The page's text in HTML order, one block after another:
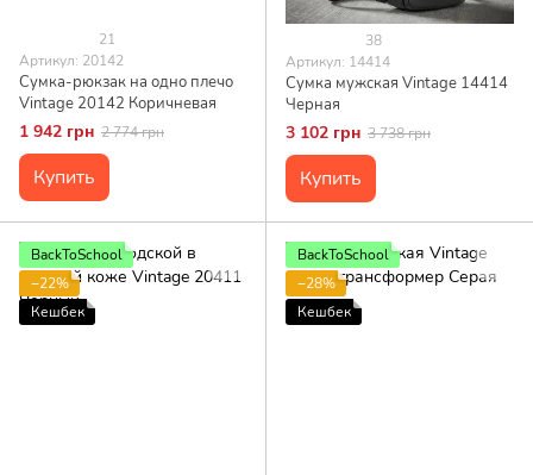
21
Артикул: 20142
Сумка-рюкзак на одно плечо
Vintage 20142 Коричневая
1 942 грн 2 774 грн
Купить
38
Артикул: 14414
Сумка мужская Vintage 14414
Черная
3 102 грн 3 738 грн
Купить
BackToSchool
−22%
Кешбек
BackToSchool
−28%
Кешбек